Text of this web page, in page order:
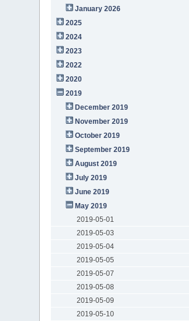
January 2026
2025
2024
2023
2022
2020
2019
December 2019
November 2019
October 2019
September 2019
August 2019
July 2019
June 2019
May 2019
2019-05-01
2019-05-03
2019-05-04
2019-05-05
2019-05-07
2019-05-08
2019-05-09
2019-05-10